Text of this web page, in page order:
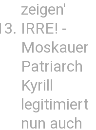
zeigen'
IRRE! -
Moskauer
Patriarch
Kyrill
legitimiert
nun auch